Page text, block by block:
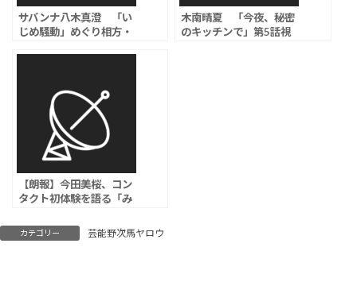
サバンナ八木真澄 「い
じめ騒動」めぐり相方・
消した」
木南晴夏 「今夜、秘密
のキッチンで」第5話視
【朗報】今田美桜、コン
タクト初体験を語る「み
カテゴリー 芸能野次馬ヤロウ